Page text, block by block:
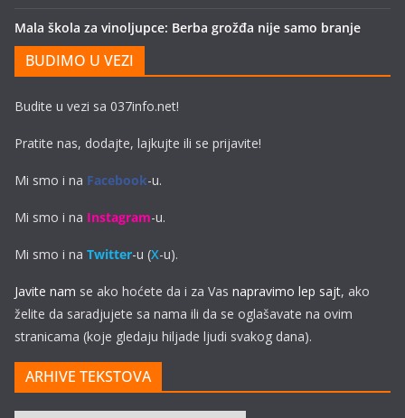
Mala škola za vinoljupce: Berba grožđa nije samo branje
BUDIMO U VEZI
Budite u vezi sa 037info.net!
Pratite nas, dodajte, lajkujte ili se prijavite!
Mi smo i na Facebook-u.
Mi smo i na Instagram-u.
Mi smo i na Twitter-u (X-u).
Javite nam se ako hoćete da i za Vas napravimo lep sajt, ako
želite da saradjujete sa nama ili da se oglašavate na ovim
stranicama (koje gledaju hiljade ljudi svakog dana).
ARHIVE TEKSTOVA